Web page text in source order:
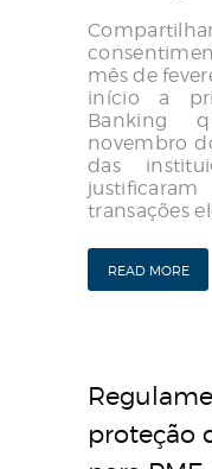
mês de
início a
Banking
novembro
das
transações
READ MORE
proteção